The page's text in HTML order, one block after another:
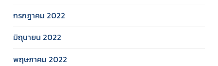
กรกฎาคม 2022
มิถุนายน 2022
พฤษภาคม 2022